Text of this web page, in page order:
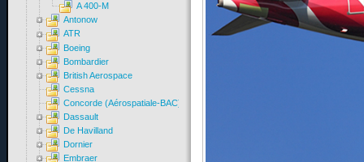
A 400-M
Antonow
ATR
Boeing
Bombardier
British Aerospace
Cessna
Concorde (Aérospatiale-BAC)
Dassault
De Havilland
Dornier
Embraer